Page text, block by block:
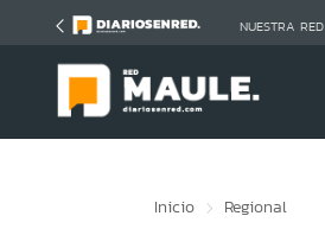
NUESTRA RED
Inicio Regional